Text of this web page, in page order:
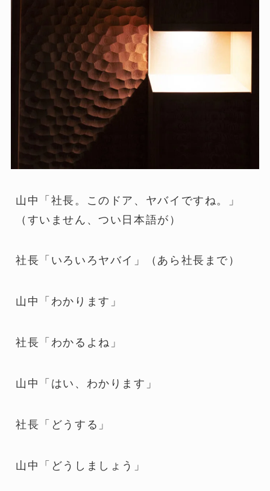
山中「社長。このドア、ヤバイですね。」
（すいません、つい日本語が）
社長「いろいろヤバイ」（あら社長まで）
山中「わかります」
社長「わかるよね」
山中「はい、わかります」
社長「どうする」
山中「どうしましょう」